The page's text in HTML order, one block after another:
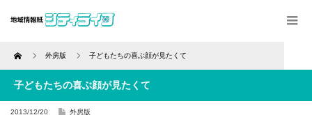
Home 外房版 子どもたちの喜ぶ顔が見たくて
子どもたちの喜ぶ顔が見たくて
2013/12/20 外房版